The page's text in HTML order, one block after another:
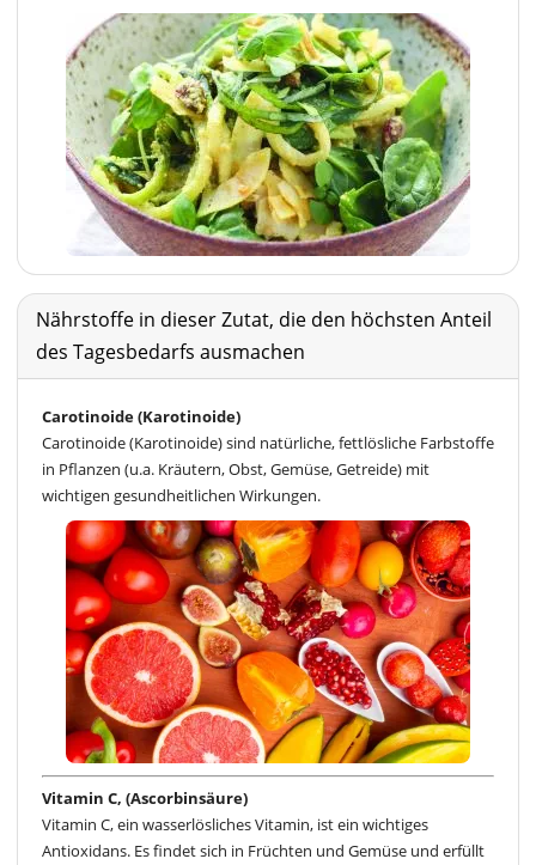
Nährstoffe in dieser Zutat, die den höchsten Anteil
des Tagesbedarfs ausmachen
Carotinoide (Karotinoide)
Carotinoide (Karotinoide) sind natürliche, fettlösliche Farbstoffe
in Pflanzen (u.a. Kräutern, Obst, Gemüse, Getreide) mit
wichtigen gesundheitlichen Wirkungen.
Vitamin C, (Ascorbinsäure)
Vitamin C, ein wasserlösliches Vitamin, ist ein wichtiges
Antioxidans. Es findet sich in Früchten und Gemüse und erfüllt